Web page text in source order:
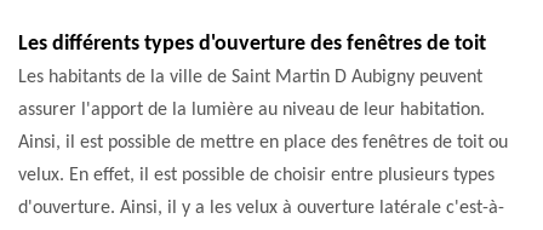
Les différents types d'ouverture des fenêtres de toit
Les habitants de la ville de Saint Martin D Aubigny peuvent
assurer l'apport de la lumière au niveau de leur habitation.
Ainsi, il est possible de mettre en place des fenêtres de toit ou
velux. En effet, il est possible de choisir entre plusieurs types
d'ouverture. Ainsi, il y a les velux à ouverture latérale c'est-à-